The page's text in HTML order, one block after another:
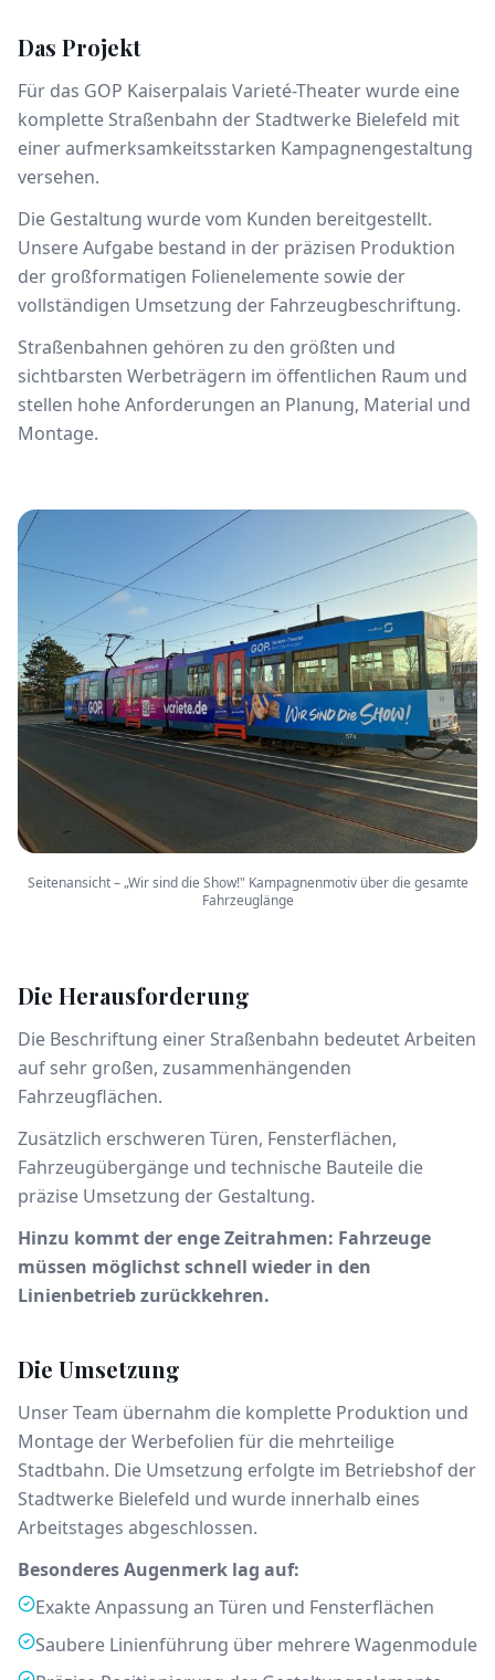
Das Projekt
Für das GOP Kaiserpalais Varieté-Theater wurde eine
komplette Straßenbahn der Stadtwerke Bielefeld mit
einer aufmerksamkeitsstarken Kampagnengestaltung
versehen.
Die Gestaltung wurde vom Kunden bereitgestellt.
Unsere Aufgabe bestand in der präzisen Produktion
der großformatigen Folienelemente sowie der
vollständigen Umsetzung der Fahrzeugbeschriftung.
Straßenbahnen gehören zu den größten und
sichtbarsten Werbeträgern im öffentlichen Raum und
stellen hohe Anforderungen an Planung, Material und
Montage.
Seitenansicht – „Wir sind die Show!" Kampagnenmotiv über die gesamte
Fahrzeuglänge
Die Herausforderung
Die Beschriftung einer Straßenbahn bedeutet Arbeiten
auf sehr großen, zusammenhängenden
Fahrzeugflächen.
Zusätzlich erschweren Türen, Fensterflächen,
Fahrzeugübergänge und technische Bauteile die
präzise Umsetzung der Gestaltung.
Hinzu kommt der enge Zeitrahmen: Fahrzeuge
müssen möglichst schnell wieder in den
Linienbetrieb zurückkehren.
Die Umsetzung
Unser Team übernahm die komplette Produktion und
Montage der Werbefolien für die mehrteilige
Stadtbahn. Die Umsetzung erfolgte im Betriebshof der
Stadtwerke Bielefeld und wurde innerhalb eines
Arbeitstages abgeschlossen.
Besonderes Augenmerk lag auf:
Exakte Anpassung an Türen und Fensterflächen
Saubere Linienführung über mehrere Wagenmodule